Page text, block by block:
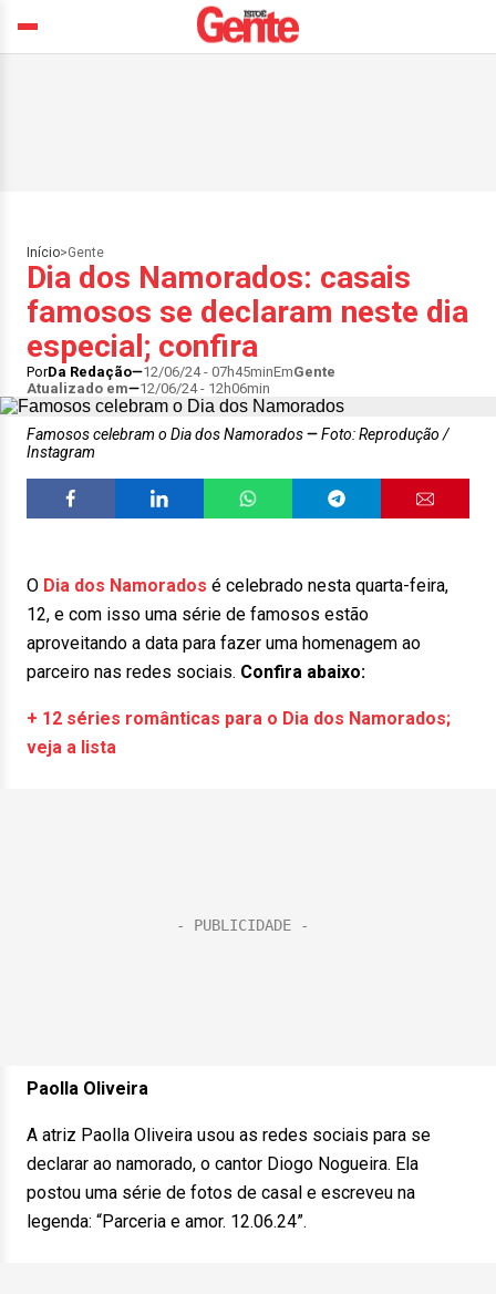
Início>Gente
Dia dos Namorados: casais
famosos se declaram neste dia
especial; confira
PorDa Redação 12/06/24 - 07h45minEmGente
Atualizado em
12/06/24 - 12h06min
Famosos celebram o Dia dos Namorados
Foto: Reprodução /
Instagram
O Dia dos Namorados é celebrado nesta quarta-feira,
12, e com isso uma série de famosos estão
aproveitando a data para fazer uma homenagem ao
parceiro nas redes sociais. Confira abaixo:
+ 12 séries românticas para o Dia dos Namorados;
veja a lista
Paolla Oliveira
A atriz Paolla Oliveira usou as redes sociais para se
declarar ao namorado, o cantor Diogo Nogueira. Ela
postou uma série de fotos de casal e escreveu na
legenda: “Parceria e amor. 12.06.24”.